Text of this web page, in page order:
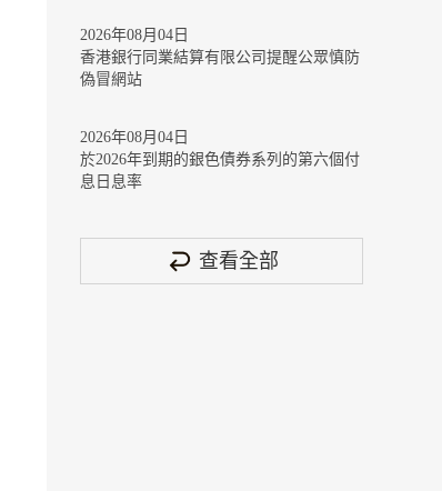
2026年08月04日
香港銀行同業結算有限公司提醒公眾慎防
偽冒網站
2026年08月04日
於2026年到期的銀色債券系列的第六個付
息日息率
查看全部